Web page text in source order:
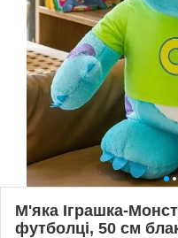
М'яка Іграшка-
футболці, 50 см